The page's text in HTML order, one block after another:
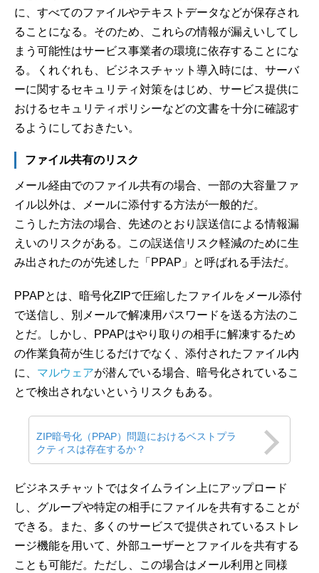
に、すべてのファイルやテキストデータなどが保存され
ることになる。そのため、これらの情報が漏えいしてし
まう可能性はサービス事業者の環境に依存することにな
る。くれぐれも、ビジネスチャット導入時には、サーバ
ーに関するセキュリティ対策をはじめ、サービス提供に
おけるセキュリティポリシーなどの文書を十分に確認す
るようにしておきたい。
ファイル共有のリスク
メール経由でのファイル共有の場合、一部の大容量ファ
イル以外は、メールに添付する方法が一般的だ。
こうした方法の場合、先述のとおり誤送信による情報漏
えいのリスクがある。この誤送信リスク軽減のために生
み出されたのが先述した「PPAP」と呼ばれる手法だ。
PPAPとは、暗号化ZIPで圧縮したファイルをメール添付
で送信し、別メールで解凍用パスワードを送る方法のこ
とだ。しかし、PPAPはやり取りの相手に解凍するため
の作業負荷が生じるだけでなく、添付されたファイル内
に、 マルウェアが潜んでいる場合、暗号化されているこ
とで検出されないというリスクもある。
ZIP暗号化（PPAP）問題におけるベストプラ
クティスは存在するか？
ビジネスチャットではタイムライン上にアップロード
し、グループや特定の相手にファイルを共有することが
できる。また、多くのサービスで提供されているストレ
ージ機能を用いて、外部ユーザーとファイルを共有する
ことも可能だ。ただし、この場合はメール利用と同様